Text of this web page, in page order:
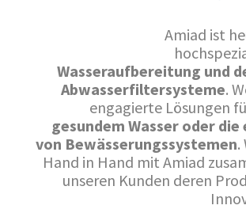
Amiad ist
Wasseraufbereitung und
Abwasserfiltersysteme.
engagierte Lösungen
gesundem Wasser oder
von Bewässerungssystemen.
Hand in Hand mit Amiad
unseren Kunden deren